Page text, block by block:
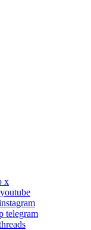
x
telegram